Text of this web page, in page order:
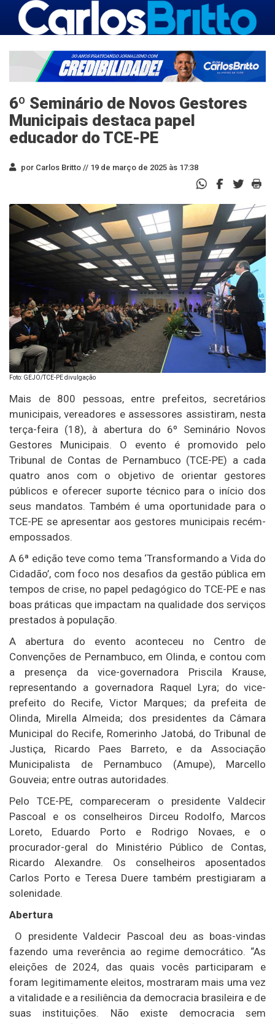
6º Seminário de Novos Gestores
Municipais destaca papel
educador do TCE-PE
por Carlos Britto // 19 de março de 2025 às 17:38
Foto: GEJO/TCE-PE divulgação
Mais de 800 pessoas, entre prefeitos, secretários
municipais, vereadores e assessores assistiram, nesta
terça-feira (18), à abertura do 6º Seminário Novos
Gestores Municipais. O evento é promovido pelo
Tribunal de Contas de Pernambuco (TCE-PE) a cada
quatro anos com o objetivo de orientar gestores
públicos e oferecer suporte técnico para o início dos
seus mandatos. Também é uma oportunidade para o
TCE-PE se apresentar aos gestores municipais recém-
empossados.
A 6ª edição teve como tema ‘Transformando a Vida do
Cidadão’, com foco nos desafios da gestão pública em
tempos de crise, no papel pedagógico do TCE-PE e nas
boas práticas que impactam na qualidade dos serviços
prestados à população.
A abertura do evento aconteceu no Centro de
Convenções de Pernambuco, em Olinda, e contou com
a presença da vice-governadora Priscila Krause,
representando a governadora Raquel Lyra; do vice-
prefeito do Recife, Victor Marques; da prefeita de
Olinda, Mirella Almeida; dos presidentes da Câmara
Municipal do Recife, Romerinho Jatobá, do Tribunal de
Justiça, Ricardo Paes Barreto, e da Associação
Municipalista de Pernambuco (Amupe), Marcello
Gouveia; entre outras autoridades.
Pelo TCE-PE, compareceram o presidente Valdecir
Pascoal e os conselheiros Dirceu Rodolfo, Marcos
Loreto, Eduardo Porto e Rodrigo Novaes, e o
procurador-geral do Ministério Público de Contas,
Ricardo Alexandre. Os conselheiros aposentados
Carlos Porto e Teresa Duere também prestigiaram a
solenidade.
Abertura
O presidente Valdecir Pascoal deu as boas-vindas
fazendo uma reverência ao regime democrático. “As
eleições de 2024, das quais vocês participaram e
foram legitimamente eleitos, mostraram mais uma vez
a vitalidade e a resiliência da democracia brasileira e de
suas instituições. Não existe democracia sem